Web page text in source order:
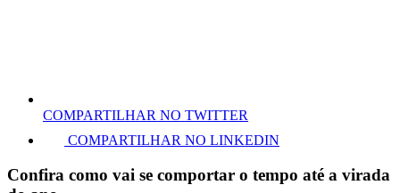
COMPARTILHAR NO TWITTER
COMPARTILHAR NO LINKEDIN
Confira como vai se comportar o tempo até a virada